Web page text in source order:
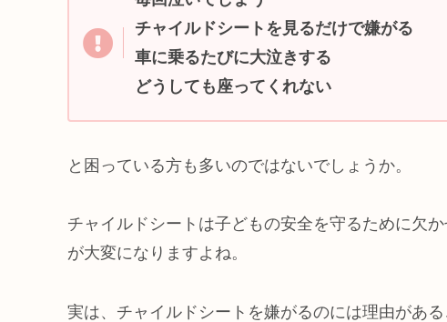
チャイルドシートを見るだけで嫌がる
車に乗るたびに大泣きする
どうしても座ってくれない
と困っている方も多いのではないでしょうか。
チャイルドシートは子どもの安全を守るために欠
が大変になりますよね。
実は、チャイルドシートを嫌がるのには理由がある